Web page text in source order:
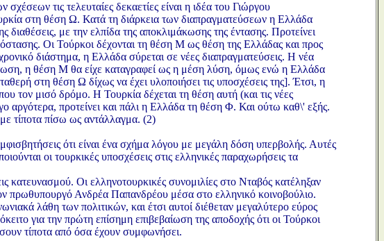
τις τελευταίες δεκαετίες είναι η ιδέα του Γιώργου
στη θέση Ω. Κατά τη διάρκεια των διαπραγματεύσεων η Ελλάδα
διαθέσεις, με την ελπίδα της αποκλιμάκωσης της έντασης. Προτείνει
Οι Τούρκοι δέχονται τη θέση Μ ως θέση της Ελλάδας και προς
διάστημα, η Ελλάδα σύρεται σε νέες διαπραγματεύσεις. Η νέα
η θέση Μ θα είχε καταγραφεί ως η μέση λύση, όμως ενώ η Ελλάδα
στη θέση Ω δίχως να έχει υλοποιήσει τις υποσχέσεις της]. Έτσι, η
τον μισό δρόμο. Η Τουρκία δέχεται τη θέση αυτή (και τις νέες
αργότερα, προτείνει και πάλι η Ελλάδα τη θέση Φ. Και ούτω καθ\' εξής.
τίποτα πίσω ως αντάλλαγμα. (2)
ότι είναι ένα σχήμα λόγου με μεγάλη δόση υπερβολής. Αυτές
οι τουρκικές υποσχέσεις στις ελληνικές παραχωρήσεις τα
Οι ελληνοτουρκικές συνομιλίες στο Νταβός κατέληξαν
πρωθυπουργό Ανδρέα Παπανδρέου μέσα στο ελληνικό κοινοβούλιο.
λάθη των πολιτικών, και έτσι αυτοί διέθεταν μεγαλύτερο εύρος
για την πρώτη επίσημη επιβεβαίωση της αποδοχής ότι οι Τούρκοι
τίποτα από όσα έχουν συμφωνήσει.